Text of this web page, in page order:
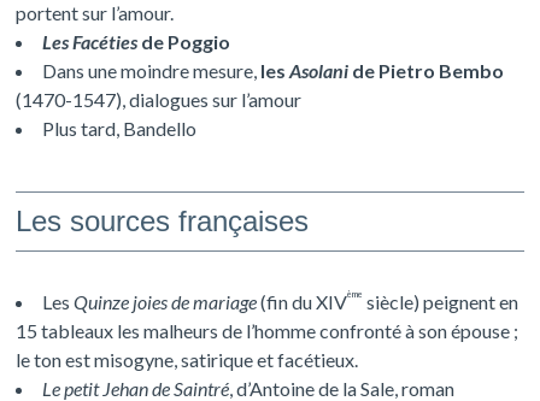
portent sur l’amour.
Les Facéties de Poggio
Dans une moindre mesure, les Asolani de Pietro Bembo
(1470-1547), dialogues sur l’amour
Plus tard, Bandello
Les sources françaises
LesQuinze joies de mariage(fin du XIVème siècle) peignent en
15 tableaux les malheurs de l’homme confronté à son épouse ;
le ton est misogyne, satirique et facétieux.
Le petit Jehan de Saintré, d’Antoine de la Sale, roman